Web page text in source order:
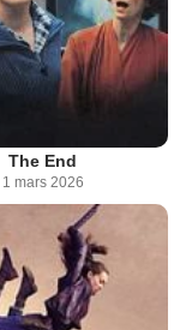
The End
1 mars 2026